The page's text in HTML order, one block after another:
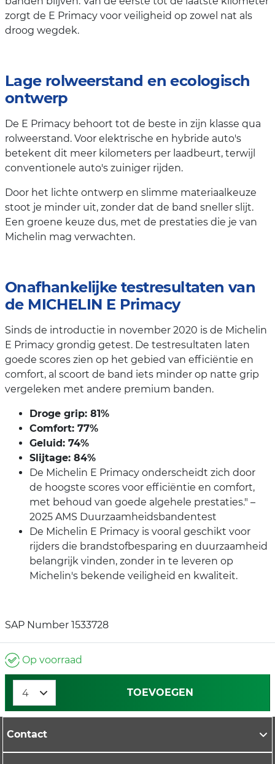
zorgt de E Primacy voor veiligheid op zowel nat als
droog wegdek.
Lage rolweerstand en ecologisch
ontwerp
De E Primacy behoort tot de beste in zijn klasse qua
rolweerstand. Voor elektrische en hybride auto's
betekent dit meer kilometers per laadbeurt, terwijl
conventionele auto's zuiniger rijden.
Door het lichte ontwerp en slimme materiaalkeuze
stoot je minder uit, zonder dat de band sneller slijt.
Een groene keuze dus, met de prestaties die je van
Michelin mag verwachten.
Onafhankelijke testresultaten van
de MICHELIN E Primacy
Sinds de introductie in november 2020 is de Michelin
E Primacy grondig getest. De testresultaten laten
goede scores zien op het gebied van efficiëntie en
comfort, al scoort de band iets minder op natte grip
vergeleken met andere premium banden.
Droge grip: 81%
Comfort: 77%
Geluid: 74%
Slijtage: 84%
De Michelin E Primacy onderscheidt zich door
de hoogste scores voor efficiëntie en comfort,
met behoud van goede algehele prestaties." –
2025 AMS Duurzaamheidsbandentest
De Michelin E Primacy is vooral geschikt voor
rijders die brandstofbesparing en duurzaamheid
belangrijk vinden, zonder in te leveren op
Michelin's bekende veiligheid en kwaliteit.
SAP Number 1533728
Op voorraad
TOEVOEGEN
Contact